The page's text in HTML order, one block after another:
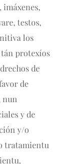
imáxenes,
testos,
los
tán protexíos
de
de
nun
y de
y/o
tratamientu